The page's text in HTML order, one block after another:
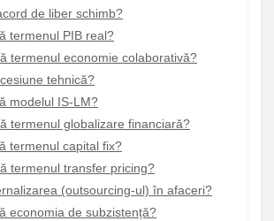
de liber schimb?
termenul PIB real?
termenul economie colaborativă?
tehnică?
modelul IS-LM?
termenul globalizare financiară?
termenul capital fix?
termenul transfer pricing?
(outsourcing-ul) în afaceri?
economia de subzistență?